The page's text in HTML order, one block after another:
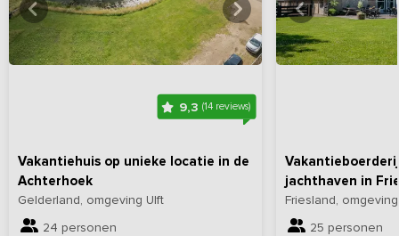
9,3(14 reviews)
Vakantiehuis op unieke locatie in de
Achterhoek
Gelderland, omgeving Ulft
24 personen
Bekijkhieralle foto's
jachthaven in
Friesland,
25 personen
Bekijk